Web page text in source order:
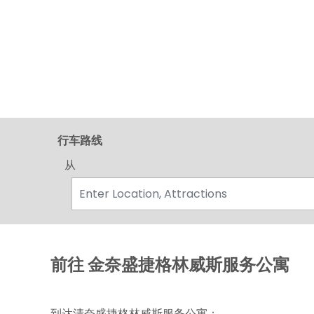
行车路线
从
前往 金奈盛捷格林威斯服务公寓